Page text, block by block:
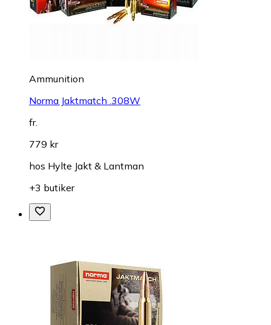
Ammunition
Norma Jaktmatch .308W
fr.
779 kr
hos Hylte Jakt & Lantman
+3 butiker